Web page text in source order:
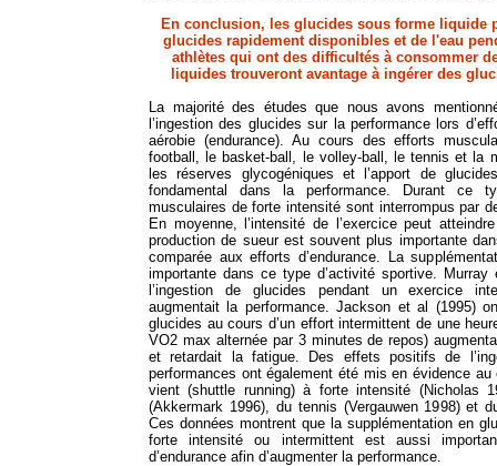
En conclusion, les glucides sous forme liquide
glucides rapidement disponibles et de l'eau
athlètes qui ont des difficultés à consommer
liquides trouveront avantage à ingérer des
La majorité des études que nous avons
l’ingestion des glucides sur la performance lors
aérobie (endurance). Au cours des efforts
football, le basket-ball, le volley-ball, le tennis et la
les réserves glycogéniques et l’apport de
fondamental dans la performance. Durant ce
musculaires de forte intensité sont interrompus par
En moyenne, l’intensité de l’exercice peut
production de sueur est souvent plus importante
comparée aux efforts d’endurance. La
importante dans ce type d’activité sportive.
l’ingestion de glucides pendant un exercice
augmentait la performance. Jackson et al (1995)
glucides au cours d’un effort intermittent de une
VO2 max alternée par 3 minutes de repos)
et retardait la fatigue. Des effets positifs de
performances ont également été mis en évidence
vient (shuttle running) à forte intensité (Nicholas
(Akkermark 1996), du tennis (Vergauwen 1998) et
Ces données montrent que la supplémentation en
forte intensité ou intermittent est aussi
d’endurance afin d’augmenter la performance.